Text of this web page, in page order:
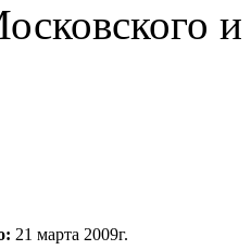
21 марта 2009г.